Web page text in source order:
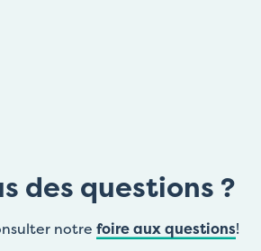
des questions ?
notre foire aux questions!